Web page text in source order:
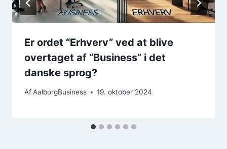
Er ordet “Erhverv” ved at blive
overtaget af “Business” i det
danske sprog?
AfAalborgBusiness 19. oktober 2024